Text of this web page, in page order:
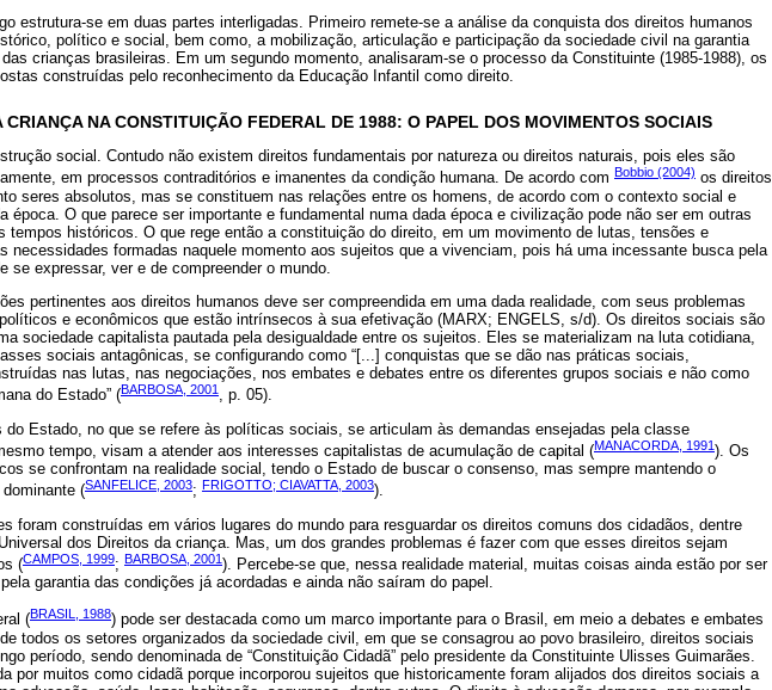
estrutura-se em duas partes interligadas. Primeiro remete-se a análise da conquista dos direitos humanos
político e social, bem como, a mobilização, articulação e participação da sociedade civil na garantia
crianças brasileiras. Em um segundo momento, analisaram-se o processo da Constituinte (1985-1988), os
construídas pelo reconhecimento da Educação Infantil como direito.
CRIANÇA NA CONSTITUIÇÃO FEDERAL DE 1988: O PAPEL DOS MOVIMENTOS SOCIAIS
social. Contudo não existem direitos fundamentais por natureza ou direitos naturais, pois eles são
em processos contraditórios e imanentes da condição humana. De acordo com Bobbio (2004) os direitos
seres absolutos, mas se constituem nas relações entre os homens, de acordo com o contexto social e
época. O que parece ser importante e fundamental numa dada época e civilização pode não ser em outras
tempos históricos. O que rege então a constituição do direito, em um movimento de lutas, tensões e
necessidades formadas naquele momento aos sujeitos que a vivenciam, pois há uma incessante busca pela
se expressar, ver e de compreender o mundo.
pertinentes aos direitos humanos deve ser compreendida em uma dada realidade, com seus problemas
e econômicos que estão intrínsecos à sua efetivação (MARX; ENGELS, s/d). Os direitos sociais são
sociedade capitalista pautada pela desigualdade entre os sujeitos. Eles se materializam na luta cotidiana,
sociais antagônicas, se configurando como “[...] conquistas que se dão nas práticas sociais,
nas lutas, nas negociações, nos embates e debates entre os diferentes grupos sociais e não como
do Estado” (BARBOSA, 2001 , p. 05).
do Estado, no que se refere às políticas sociais, se articulam às demandas ensejadas pela classe
tempo, visam a atender aos interesses capitalistas de acumulação de capital (MANACORDA, 1991). Os
se confrontam na realidade social, tendo o Estado de buscar o consenso, mas sempre mantendo o
(SANFELICE, 2003; FRIGOTTO; CIAVATTA, 2003).
foram construídas em vários lugares do mundo para resguardar os direitos comuns dos cidadãos, dentre
dos Direitos da criança. Mas, um dos grandes problemas é fazer com que esses direitos sejam
(CAMPOS, 1999; BARBOSA, 2001). Percebe-se que, nessa realidade material, muitas coisas ainda estão por ser
garantia das condições já acordadas e ainda não saíram do papel.
(BRASIL, 1988) pode ser destacada como um marco importante para o Brasil, em meio a debates e embates
todos os setores organizados da sociedade civil, em que se consagrou ao povo brasileiro, direitos sociais
período, sendo denominada de “Constituição Cidadã” pelo presidente da Constituinte Ulisses Guimarães.
por muitos como cidadã porque incorporou sujeitos que historicamente foram alijados dos direitos sociais a